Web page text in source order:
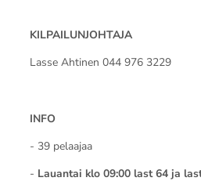
KILPAILUNJOHTAJA
Lasse Ahtinen 044 976 3229
INFO
- 39 pelaajaa
- Lauantai klo 09:00 last 64 ja